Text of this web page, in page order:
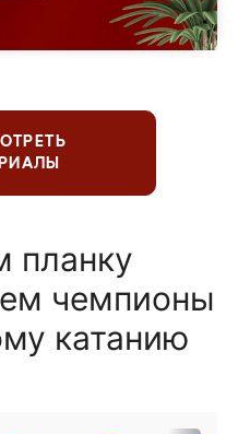
планку
чемпионы
катанию